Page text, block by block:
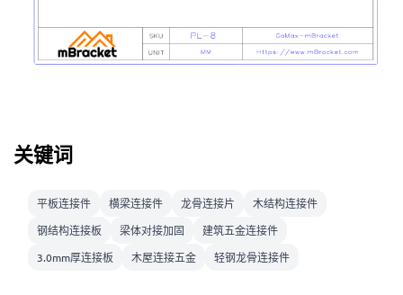
关键词
平板连接件 横梁连接件 龙骨连接片
木结构连接件
钢结构连接板
梁体对接加固
建筑五金连接件
3.0mm厚连接板
木屋连接五金 轻钢龙骨连接件